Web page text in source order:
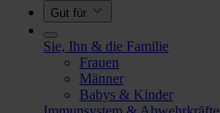
Gut für
Sie, Ihn & die Familie
Frauen
Männer
Babys & Kinder